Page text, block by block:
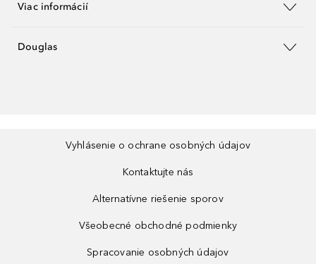
Viac informácií
Douglas
Vyhlásenie o ochrane osobných údajov
Kontaktujte nás
Alternatívne riešenie sporov
Všeobecné obchodné podmienky
Spracovanie osobných údajov